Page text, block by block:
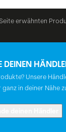
erwähnten
DEINEN
Unsere
in deiner Nähe